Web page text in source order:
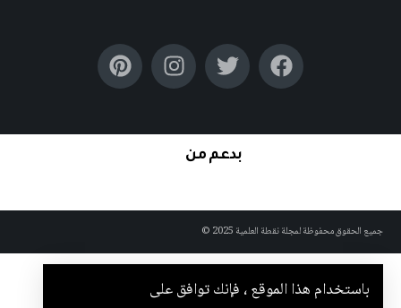
باستخدام هذا الموقع ، فإنك توافق على
بدعم من
جميع الحقوق محفوظة لمجلة نقطة العلمية 2025 ©